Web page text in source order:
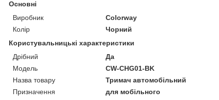
Основні
Виробник
Colorway
Колір
Чорний
Користувальницькі характеристики
Дрібний
Да
Мoдель
CW-CHG01-BK
Назва товару
Тримач автомобільний
Призначення
для мобільного